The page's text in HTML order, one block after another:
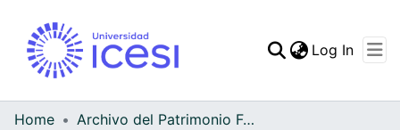
Log In
Home
Archivo del Patrimonio Fotográfico y Fílmico del Valle del Cauca